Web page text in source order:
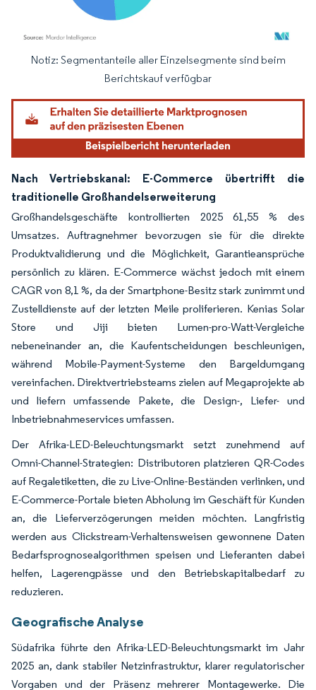
Bild © Mordor Intelligence. Wiederverwendung erfordert Namensnennung
Notiz: Segmentanteile aller Einzelsegmente sind beim
Berichtskauf verfügbar
Nach Vertriebskanal: E-Commerce übertrifft die
traditionelle Großhandelserweiterung
Großhandelsgeschäfte kontrollierten 2025 61,55 % des
Umsatzes. Auftragnehmer bevorzugen sie für die direkte
Produktvalidierung und die Möglichkeit, Garantieansprüche
persönlich zu klären. E-Commerce wächst jedoch mit einem
CAGR von 8,1 %, da der Smartphone-Besitz stark zunimmt und
Zustelldienste auf der letzten Meile proliferieren. Kenias Solar
Store und Jiji bieten Lumen-pro-Watt-Vergleiche
nebeneinander an, die Kaufentscheidungen beschleunigen,
während Mobile-Payment-Systeme den Bargeldumgang
vereinfachen. Direktvertriebsteams zielen auf Megaprojekte ab
und liefern umfassende Pakete, die Design-, Liefer- und
Inbetriebnahmeservices umfassen.
Der Afrika-LED-Beleuchtungsmarkt setzt zunehmend auf
Omni-Channel-Strategien: Distributoren platzieren QR-Codes
auf Regaletiketten, die zu Live-Online-Beständen verlinken, und
E-Commerce-Portale bieten Abholung im Geschäft für Kunden
an, die Lieferverzögerungen meiden möchten. Langfristig
werden aus Clickstream-Verhaltensweisen gewonnene Daten
Bedarfsprognosealgorithmen speisen und Lieferanten dabei
helfen, Lagerengpässe und den Betriebskapitalbedarf zu
reduzieren.
Geografische Analyse
Südafrika führte den Afrika-LED-Beleuchtungsmarkt im Jahr
2025 an, dank stabiler Netzinfrastruktur, klarer regulatorischer
Vorgaben und der Präsenz mehrerer Montagewerke. Die